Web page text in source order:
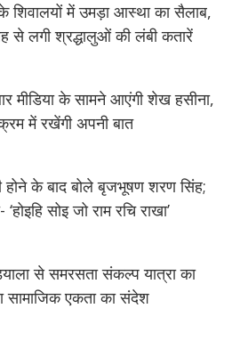
के शिवालयों में उमड़ा आस्था का सैलाब,
से लगी श्रद्धालुओं की लंबी कतारें
मीडिया के सामने आएंगी शेख हसीना,
में रखेंगी अपनी बात
होने के बाद बोले बृजभूषण शरण सिंह;
सोइ जो राम रचि राखा’
से समरसता संकल्प यात्रा का
सामाजिक एकता का संदेश